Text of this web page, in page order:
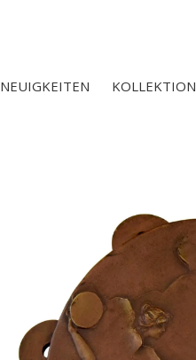
NEUIGKEITEN KOLLEKTION